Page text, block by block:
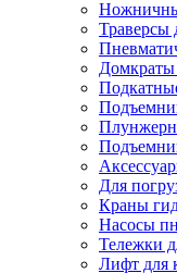
Траверсы
Домкраты
Для
Краны
Насосы
Тележки
Лифт для